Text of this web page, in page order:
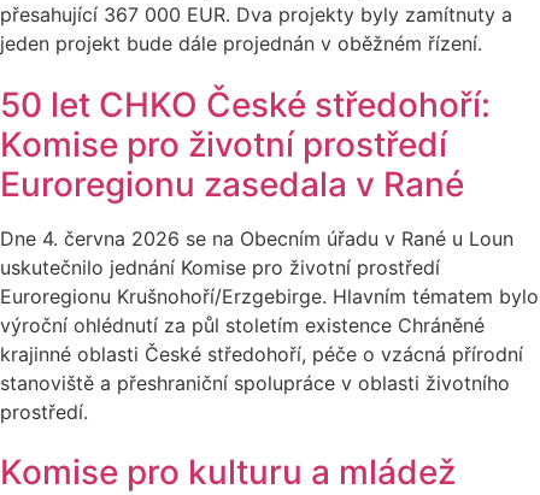
přesahující 367 000 EUR. Dva projekty byly zamítnuty a
jeden projekt bude dále projednán v oběžném řízení.
50 let CHKO České středohoří:
Komise pro životní prostředí
Euroregionu zasedala v Rané
Dne 4. června 2026 se na Obecním úřadu v Rané u Loun
uskutečnilo jednání Komise pro životní prostředí
Euroregionu Krušnohoří/Erzgebirge. Hlavním tématem bylo
výroční ohlédnutí za půl stoletím existence Chráněné
krajinné oblasti České středohoří, péče o vzácná přírodní
stanoviště a přeshraniční spolupráce v oblasti životního
prostředí.
Komise pro kulturu a mládež